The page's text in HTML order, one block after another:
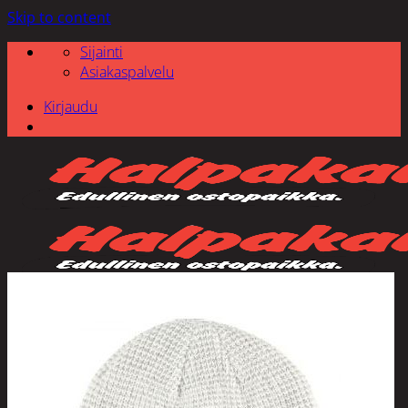
Skip to content
Sijainti
Asiakaspalvelu
Kirjaudu